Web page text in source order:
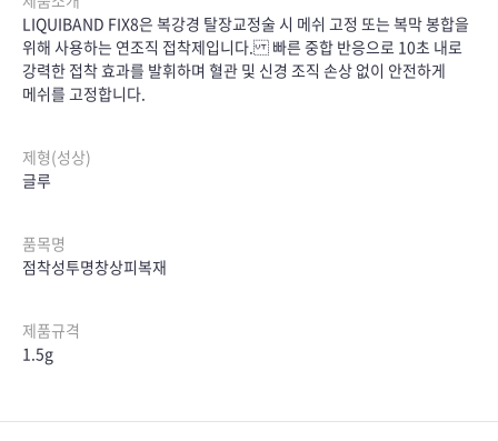
LIQUIBAND FIX8은 복강경 탈장교정술 시 메쉬 고정 또는 복막 봉합을
위해 사용하는 연조직 접착제입니다. 빠른 중합 반응으로 10초 내로
강력한 접착 효과를 발휘하며 혈관 및 신경 조직 손상 없이 안전하게
메쉬를 고정합니다.
제형(성상)
글루
품목명
점착성투명창상피복재
제품규격
1.5g